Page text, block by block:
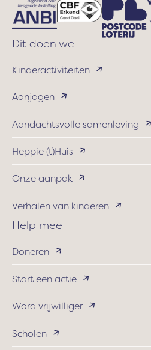
een
pleeggezin
werden
Dit doen we
Kinderactiviteiten
Aanjagen
Aandachtsvolle samenleving
Heppie (t)Huis
Onze aanpak
Verhalen van kinderen
Help mee
Doneren
Start een actie
Word vrijwilliger
Scholen